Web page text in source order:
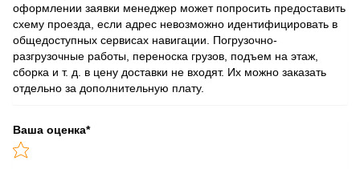
оформлении заявки менеджер может попросить предоставить
схему проезда, если адрес невозможно идентифицировать в
общедоступных сервисах навигации. Погрузочно-
разгрузочные работы, переноска грузов, подъем на этаж,
сборка и т. д. в цену доставки не входят. Их можно заказать
отдельно за дополнительную плату.
Ваша оценка*